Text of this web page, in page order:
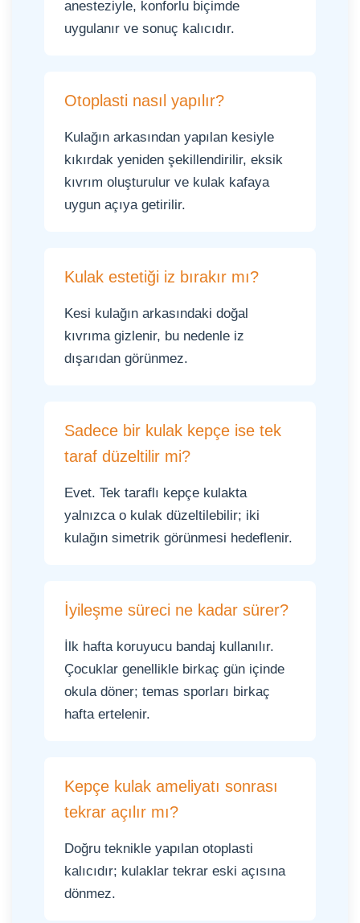
anesteziyle, konforlu biçimde
uygulanır ve sonuç kalıcıdır.
Otoplasti nasıl yapılır?
Kulağın arkasından yapılan kesiyle
kıkırdak yeniden şekillendirilir, eksik
kıvrım oluşturulur ve kulak kafaya
uygun açıya getirilir.
Kulak estetiği iz bırakır mı?
Kesi kulağın arkasındaki doğal
kıvrıma gizlenir, bu nedenle iz
dışarıdan görünmez.
Sadece bir kulak kepçe ise tek
taraf düzeltilir mi?
Evet. Tek taraflı kepçe kulakta
yalnızca o kulak düzeltilebilir; iki
kulağın simetrik görünmesi hedeflenir.
İyileşme süreci ne kadar sürer?
İlk hafta koruyucu bandaj kullanılır.
Çocuklar genellikle birkaç gün içinde
okula döner; temas sporları birkaç
hafta ertelenir.
Kepçe kulak ameliyatı sonrası
tekrar açılır mı?
Doğru teknikle yapılan otoplasti
kalıcıdır; kulaklar tekrar eski açısına
dönmez.